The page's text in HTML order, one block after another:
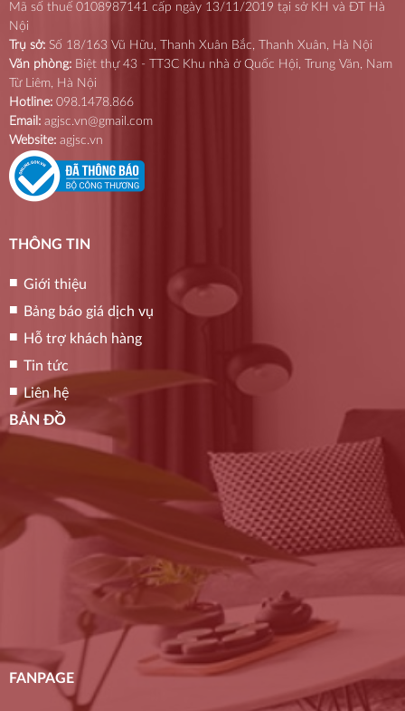
Mã số thuế 0108987141 cấp ngày 13/11/2019 tại sở KH và ĐT Hà
Nội
Trụ sở: Số 18/163 Vũ Hữu, Thanh Xuân Bắc, Thanh Xuân, Hà Nội
Văn phòng: Biệt thự 43 - TT3C Khu nhà ở Quốc Hội, Trung Văn, Nam
Từ Liêm, Hà Nội
Hotline: 098.1478.866
Email: agjsc.vn@gmail.com
Website: agjsc.vn
THÔNG TIN
Giới thiệu
Bảng báo giá dịch vụ
Hỗ trợ khách hàng
Tin tức
Liên hệ
BẢN ĐỒ
FANPAGE